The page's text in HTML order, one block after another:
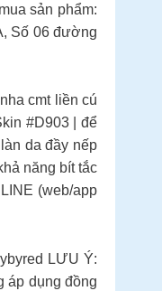
sản phẩm:
Số 06 đường
cmt liền cú
#D903 | để
da đầy nếp
năng bít tắc
(web/app
LƯU Ý:
áp dụng đồng